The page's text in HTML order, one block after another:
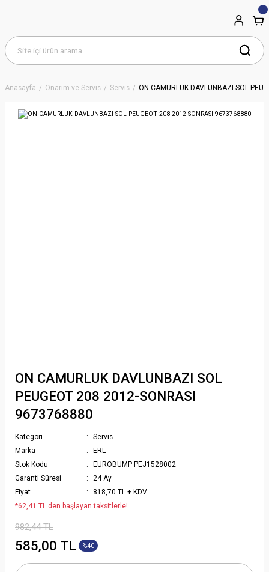
Anasayfa Onarım ve Servis Servis ON CAMURLUK DAVLUNBAZI SOL
ON CAMURLUK DAVLUNBAZI SOL
PEUGEOT 208 2012-SONRASI
9673768880
Kategori
Servis
Marka
ERL
Stok Kodu
EUROBUMP PEJ1528002
Garanti Süresi
24 Ay
Fiyat
818,70 TL + KDV
*62,41 TL den başlayan taksitlerle!
982,44 TL
585,00 TL %40